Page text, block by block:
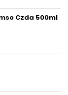
Czda 500ml